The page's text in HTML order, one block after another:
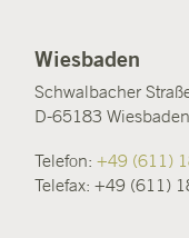
Wiesbaden
Schwalbacher
D-65183 Wiesbaden
Telefon:+49 (611)
Telefax: +49 (611)